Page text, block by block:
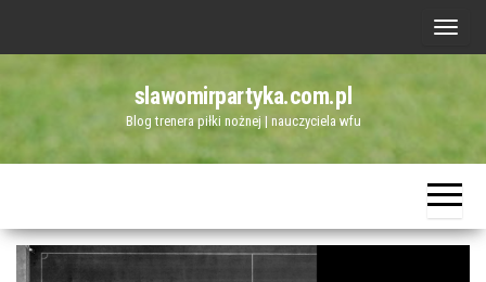
P
ą
c
z
slawomirpartyka.com.pl
Blog trenera piłki nożnej | nauczyciela wfu